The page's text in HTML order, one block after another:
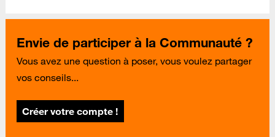
Envie de participer à la Communauté ?
Vous avez une question à poser, vous voulez partager
vos conseils...
Créer votre compte !